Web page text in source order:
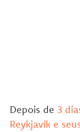
Depois de 3
Reykjavík e